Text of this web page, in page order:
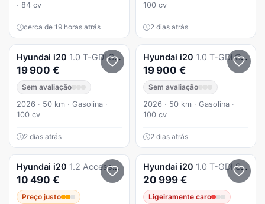
· 84 cv
cerca de 19 horas atrás
100 cv
2 dias atrás
Hyundai i20 1.0 T-GDi Comfort MY26
19 900 €
Sem avaliação
2026 · 50 km · Gasolina ·
100 cv
2 dias atrás
Hyundai i20 1.0 T-GDi Comfort MY26
19 900 €
Sem avaliação
2026 · 50 km · Gasolina ·
100 cv
2 dias atrás
Hyundai i20 1.2 Access+Bluetooth 119g
10 490 €
Preço justo
Hyundai i20 1.0 T-GDI Style (TT) DCT
20 999 €
Ligeiramente caro